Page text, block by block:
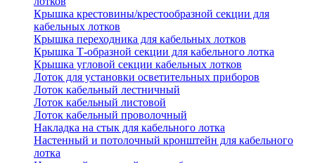
Крышка крестовины/крестообразной секции для
кабельных лотков
Крышка переходника для кабельных лотков
Крышка Т-образной секции для кабельного лотка
Крышка угловой секции кабельных лотков
Лоток для установки осветительных приборов
Лоток кабельный лестничный
Лоток кабельный листовой
Лоток кабельный проволочный
Накладка на стык для кабельного лотка
Настенный и потолочный кронштейн для кабельного
лотка